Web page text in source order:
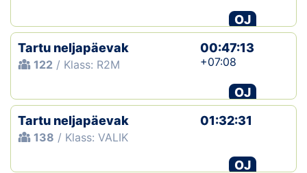
OJ
Tartu neljapäevak
122 / Klass: R2M
00:47:13
+07:08
OJ
Tartu neljapäevak
138 / Klass: VALIK
01:32:31
OJ